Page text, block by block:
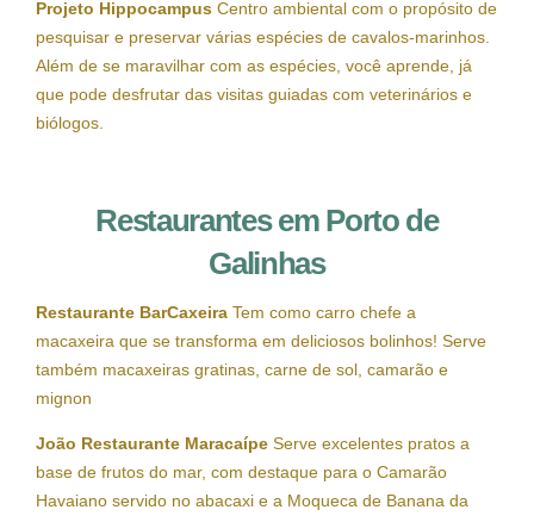
Projeto Hippocampus Centro ambiental com o propósito de
pesquisar e preservar várias espécies de cavalos-marinhos.
Além de se maravilhar com as espécies, você aprende, já
que pode desfrutar das visitas guiadas com veterinários e
biólogos.
Restaurantes em Porto de
Galinhas
Restaurante BarCaxeira Tem como carro chefe a
macaxeira que se transforma em deliciosos bolinhos! Serve
também macaxeiras gratinas, carne de sol, camarão e
mignon
João Restaurante Maracaípe Serve excelentes pratos a
base de frutos do mar, com destaque para o Camarão
Havaiano servido no abacaxi e a Moqueca de Banana da